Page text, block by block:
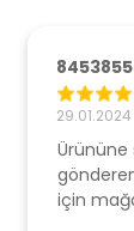
29.01.2024
Ürününe
için